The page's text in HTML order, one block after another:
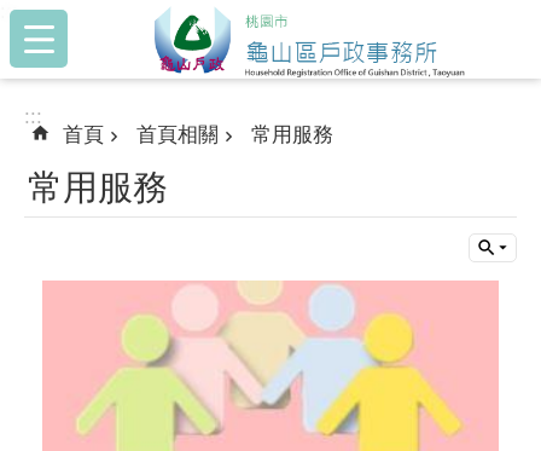
跳到主要內容區塊
:::
:::
首頁 首頁相關 常用服務
常用服務